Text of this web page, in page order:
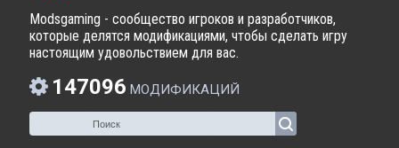
Modsgaming - сообщество игроков и разработчиков,
которые делятся модификациями, чтобы сделать игру
настоящим удовольствием для вас.
147096 МОДИФИКАЦИЙ